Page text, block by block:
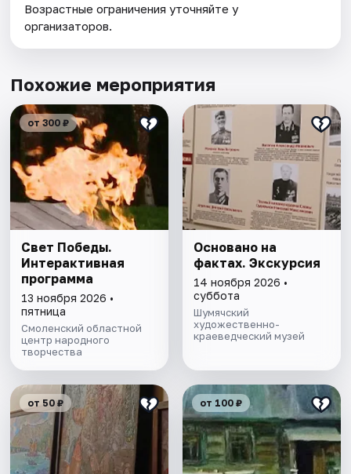
Возрастные ограничения уточняйте у
организаторов.
Похожие мероприятия
от 300 ₽
Свет Победы.
Интерактивная
программа
13 ноября 2026 •
пятница
Смоленский областной
центр народного
творчества
Основано на
фактах. Экскурсия
14 ноября 2026 •
суббота
Шумячский
художественно-
краеведческий музей
от 50 ₽ от 100 ₽